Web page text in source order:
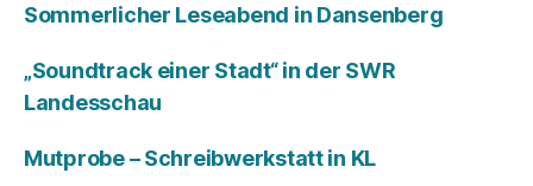
Sommerlicher Leseabend in Dansenberg
„Soundtrack einer Stadt“ in der SWR
Landesschau
Mutprobe – Schreibwerkstatt in KL